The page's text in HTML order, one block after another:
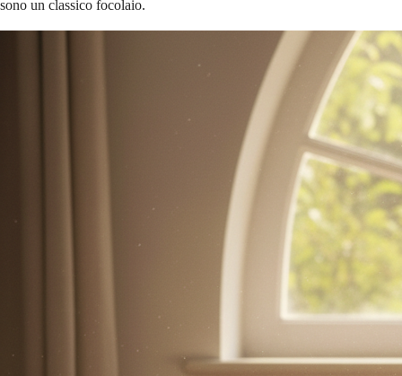
sono un classico focolaio.